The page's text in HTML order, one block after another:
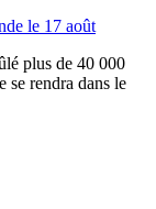
le 17 août
plus de 40 000
se rendra dans le